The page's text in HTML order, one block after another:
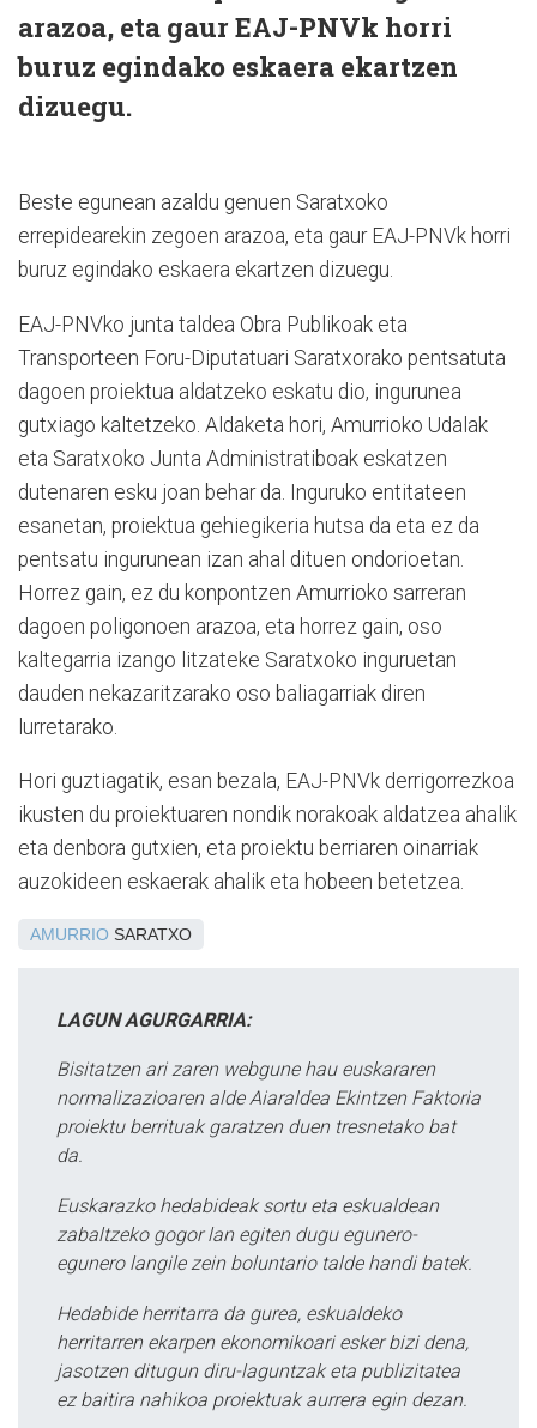
arazoa, eta gaur EAJ-PNVk horri
buruz egindako eskaera ekartzen
dizuegu.
Beste egunean azaldu genuen Saratxoko
errepidearekin zegoen arazoa, eta gaur EAJ-PNVk horri
buruz egindako eskaera ekartzen dizuegu.
EAJ-PNVko junta taldea Obra Publikoak eta
Transporteen Foru-Diputatuari Saratxorako pentsatuta
dagoen proiektua aldatzeko eskatu dio, ingurunea
gutxiago kaltetzeko. Aldaketa hori, Amurrioko Udalak
eta Saratxoko Junta Administratiboak eskatzen
dutenaren esku joan behar da. Inguruko entitateen
esanetan, proiektua gehiegikeria hutsa da eta ez da
pentsatu ingurunean izan ahal dituen ondorioetan.
Horrez gain, ez du konpontzen Amurrioko sarreran
dagoen poligonoen arazoa, eta horrez gain, oso
kaltegarria izango litzateke Saratxoko inguruetan
dauden nekazaritzarako oso baliagarriak diren
lurretarako.
Hori guztiagatik, esan bezala, EAJ-PNVk derrigorrezkoa
ikusten du proiektuaren nondik norakoak aldatzea ahalik
eta denbora gutxien, eta proiektu berriaren oinarriak
auzokideen eskaerak ahalik eta hobeen betetzea.
AMURRIO SARATXO
LAGUN AGURGARRIA:
Bisitatzen ari zaren webgune hau euskararen
normalizazioaren alde Aiaraldea Ekintzen Faktoria
proiektu berrituak garatzen duen tresnetako bat
da.
Euskarazko hedabideak sortu eta eskualdean
zabaltzeko gogor lan egiten dugu egunero-
egunero langile zein boluntario talde handi batek.
Hedabide herritarra da gurea, eskualdeko
herritarren ekarpen ekonomikoari esker bizi dena,
jasotzen ditugun diru-laguntzak eta publizitatea
ez baitira nahikoa proiektuak aurrera egin dezan.